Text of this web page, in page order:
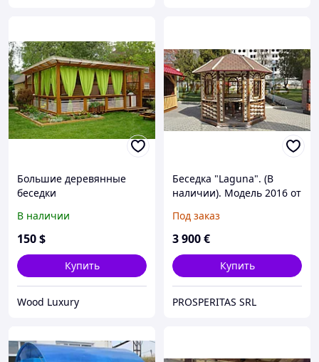
Большие деревянные
беседки
В наличии
150$
Купить
Wood Luxury
Беседка "Laguna". (В
наличии). Модель 2016 от
для выставки Moldexpo !
Под заказ
3 900€
Купить
PROSPERITAS SRL